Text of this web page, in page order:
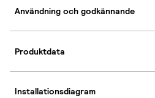
Användning och godkännande
Produktdata
Installationsdiagram